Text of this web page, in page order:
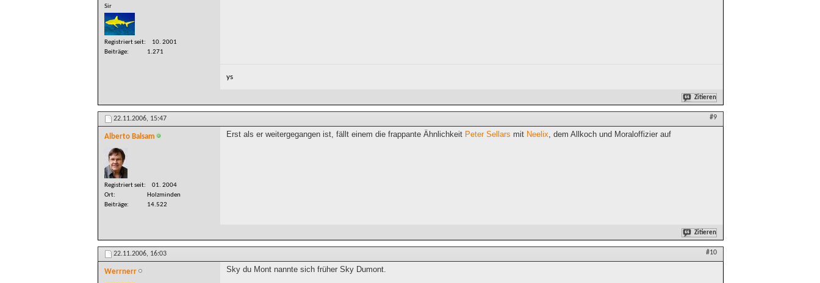
Sir
Registriert seit
10. 2001
Beiträge
1.271
ys
Zitieren
22.11.2006, 15:47 #9
Alberto Balsam
Registriert seit
01. 2004
Ort
Holzminden
Beiträge
14.522
Erst als er weitergegangen ist, fällt einem die frappante Ähnlichkeit Peter Sellars mit Neelix , dem Allkoch und Moraloffizier auf
Zitieren
22.11.2006, 16:03 #10
Werrnerr Sky du Mont nannte sich früher Sky Dumont.